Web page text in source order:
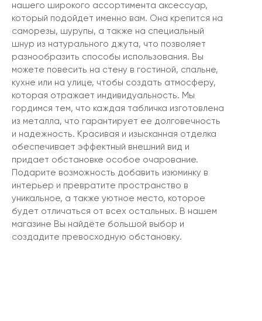
нашего широкого ассортимента аксессуар,
который подойдет именно вам. Она крепится на
саморезы, шурупы, а также на специальный
шнур из натурального джута, что позволяет
разнообразить способы использования. Вы
можете повесить на стену в гостиной, спальне,
кухне или на улице, чтобы создать атмосферу,
которая отражает индивидуальность. Мы
гордимся тем, что каждая табличка изготовлена
из металла, что гарантирует ее долговечность
и надежность. Красивая и изысканная отделка
обеспечивает эффектный внешний вид и
придает обстановке особое очарование.
Подарите возможность добавить изюминку в
интерьер и превратите пространство в
уникальное, а также уютное место, которое
будет отличаться от всех остальных. В нашем
магазине Вы найдёте большой выбор и
создадите превосходную обстановку.